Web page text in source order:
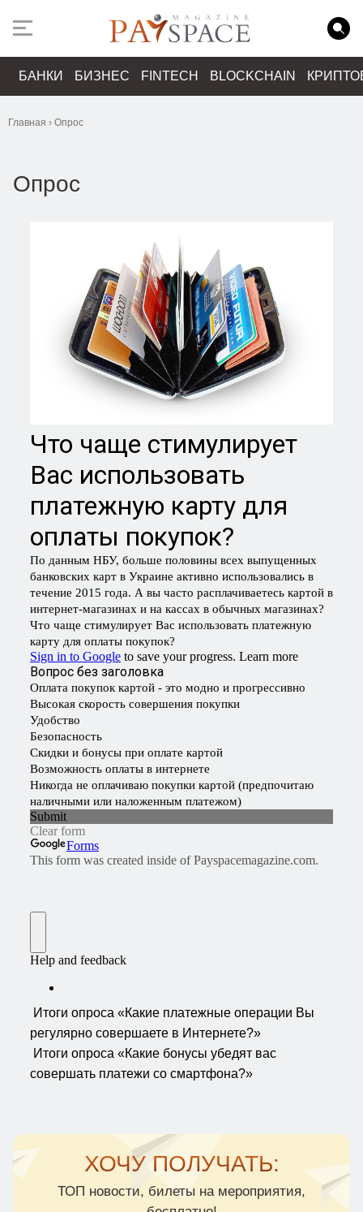
БАНКИ БИЗНЕС FINTECH BLOCKCHAIN
Главная › Опрос
Опрос
Итоги опроса «Какие платежные операции Вы
регулярно совершаете в Интернете?»
Итоги опроса «Какие бонусы убедят вас
совершать платежи со смартфона?»
ХОЧУ ПОЛУЧАТЬ:
ТОП новости, билеты на мероприятия,